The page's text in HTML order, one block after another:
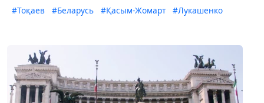
#Тоқаев #Беларусь #Қасым-Жомарт #Лукашенко